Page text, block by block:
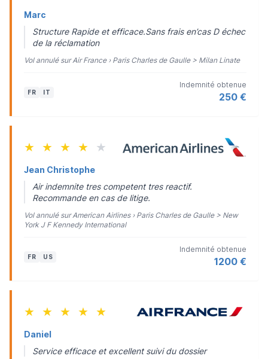
Marc
Structure Rapide et efficace.Sans frais en’cas D échec
de la réclamation
Vol annulé sur Air France › Paris Charles de Gaulle > Milan Linate
FR IT
Indemnité obtenue
250 €
★ ★ ★ ★ ★
Jean Christophe
Air indemnite tres competent tres reactif.
Recommande en cas de litige.
Vol annulé sur American Airlines › Paris Charles de Gaulle > New
York J F Kennedy International
FR US
Indemnité obtenue
1200 €
★ ★ ★ ★ ★
Daniel
Service efficace et excellent suivi du dossier